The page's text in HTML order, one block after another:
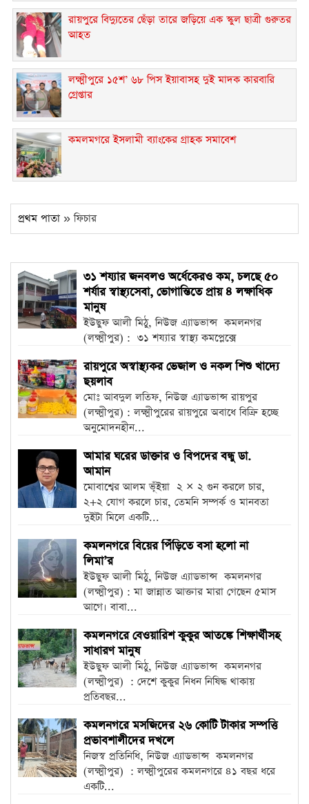
রায়পুরে বিদ্যুতের ছেঁড়া তারে জড়িয়ে এক স্কুল ছাত্রী গুরুতর
আহত
লক্ষ্মীপুরে ১৫শ’ ৬৮ পিস ইয়াবাসহ দুই মাদক কারবারি
গ্রেপ্তার
কমলমগরে ইসলামী ব্যাংকের গ্রাহক সমাবেশ ‎
প্রথম পাতা » ফিচার
৩১ শয্যার জনবলও অর্ধেকেরও কম, চলছে ৫০
শর্যার স্বাস্থ্যসেবা, ভোগান্তিতে প্রায় ৪ লক্ষাধিক
মানুষ ‎
ইউছুফ আলী মিঠু, নিউজ এ্যাডভান্স ‎ কমলনগর
(লক্ষ্মীপুর) : ৩১ শয্যার স্বাস্থ্য কমপ্লেক্সে
রায়পুরে অস্বাস্থ্যকর ভেজাল ও নকল শিশু খাদ্যে
ছয়লাব
মোঃ আবদুল লতিফ, নিউজ এ্যাডভান্স রায়পুর
(লক্ষ্মীপুর) : লক্ষ্মীপুরের রায়পুরে অবাধে বিক্রি হচ্ছে
অনুমোদনহীন...
আমার ঘরের ডাক্তার ও বিপদের বন্ধু ডা.
আমান
‎মোবাশ্বের আলম ভূঁইয়া ‎ ২ × ২ গুন করলে চার,
২+২ যোগ করলে চার, তেমনি সম্পর্ক ও মানবতা
দুইটা মিলে একটি...
কমলনগরে বিয়ের পিঁড়িতে বসা হলো না
লিমা’র
‎ইউছুফ আলী মিঠু, নিউজ এ্যাডভান্স ‎ কমলনগর
(লক্ষ্মীপুর) : মা জান্নাত আক্তার মারা গেছেন ৫মাস
আগে। বাবা...
কমলনগরে বেওয়ারিশ কুকুর আতঙ্কে শিক্ষার্থীসহ
সাধারণ মানুষ
‎ইউছুফ আলী মিঠু, নিউজ এ্যাডভান্স ‎ কমলনগর
(লক্ষ্মীপুর) : দেশে কুকুর নিধন নিষিদ্ধ থাকায়
প্রতিবছর...
কমলনগরে মসজিদের ২৬ কোটি টাকার সম্পত্তি
‎প্রভাবশালীদের দখলে
নিজস্ব প্রতিনিধি, নিউজ এ্যাডভান্স ‎ কমলনগর
(লক্ষ্মীপুর) : লক্ষ্মীপুরের কমলনগরে ৪১ বছর ধরে
একটি...